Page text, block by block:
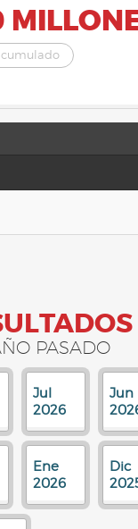
PASADO
Jul
2026
Jun
Ene
2026
Dic